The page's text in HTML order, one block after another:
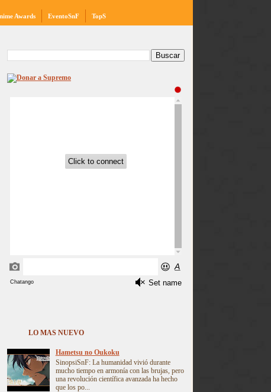
Awards EventoSnF TopS
LO MAS NUEVO
Hametsu no Oukoku
SinopsiSnF: La humanidad vivió durante
mucho tiempo en armonía con las brujas, pero
una revolución científica avanzada ha hecho
que los po...